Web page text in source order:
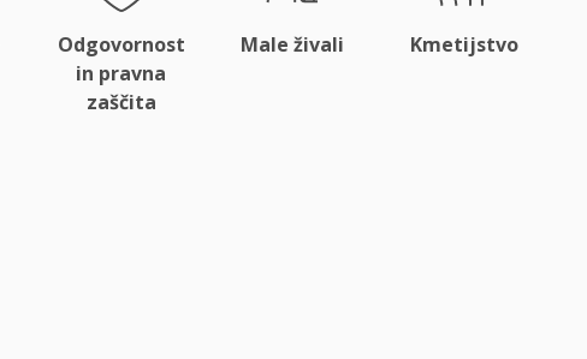
Odgovornost
in pravna
zaščita
Male živali Kmetijstvo